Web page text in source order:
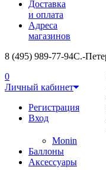
Доставка
и оплата
Адреса
магазинов
8 (495) 989-77-94С.-
0
Личный кабинет
Регистрация
Вход
Monin
Баллоны
Аксессуары